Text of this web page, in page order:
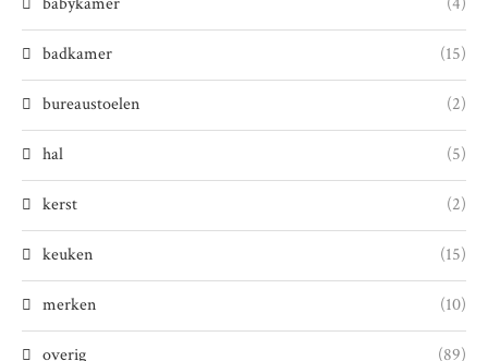
badkamer (15)
bureaustoelen (2)
hal (5)
kerst (2)
keuken (15)
merken (10)
overig (89)